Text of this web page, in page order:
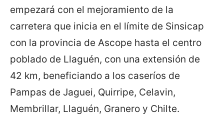
empezará con el mejoramiento de la
carretera que inicia en el límite de Sinsicap
con la provincia de Ascope hasta el centro
poblado de Llaguén, con una extensión de
42 km, beneficiando a los caseríos de
Pampas de Jaguei, Quirripe, Celavin,
Membrillar, Llaguén, Granero y Chilte.